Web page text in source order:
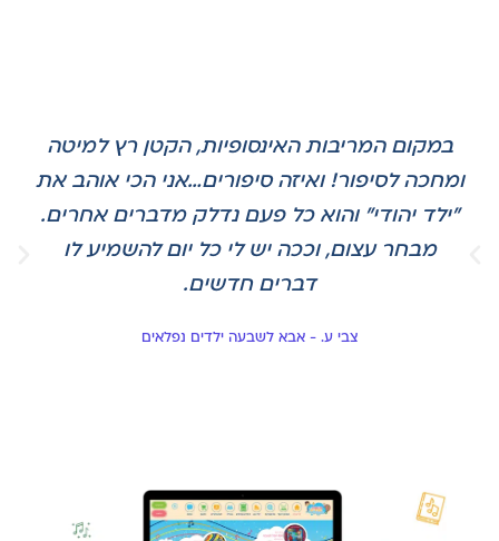
במקום המריבות האינסופיות, הקטן רץ למיטה
ומחכה לסיפור! ואיזה סיפורים…אני הכי אוהב את
"ילד יהודי" והוא כל פעם נדלק מדברים אחרים.
מבחר עצום, וככה יש לי כל יום להשמיע לו
דברים חדשים.
צבי ע. - אבא לשבעה ילדים נפלאים